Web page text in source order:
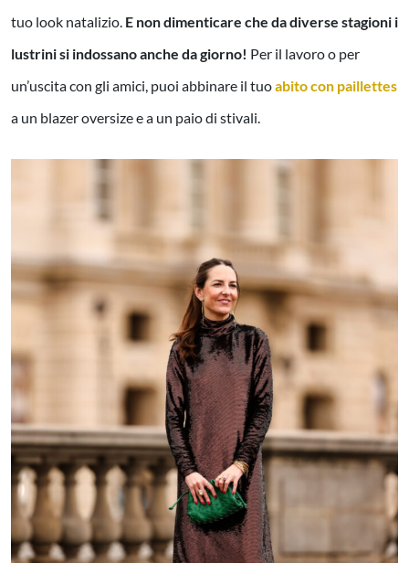
tuo look natalizio. E non dimenticare che da diverse stagioni i
lustrini si indossano anche da giorno! Per il lavoro o per
un’uscita con gli amici, puoi abbinare il tuoabito con paillettes
a un blazer oversize e a un paio di stivali.